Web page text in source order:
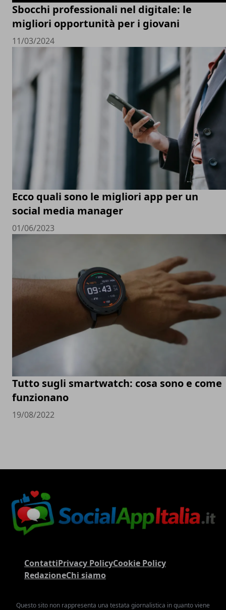
Sbocchi professionali nel digitale: le
migliori opportunità per i giovani
11/03/2024
Ecco quali sono le migliori app per un
social media manager
01/06/2023
Tutto sugli smartwatch: cosa sono e come
funzionano
19/08/2022
ContattiPrivacy PolicyCookie Policy
RedazioneChi siamo
Questo sito non rappresenta una testata giornalistica in quanto viene